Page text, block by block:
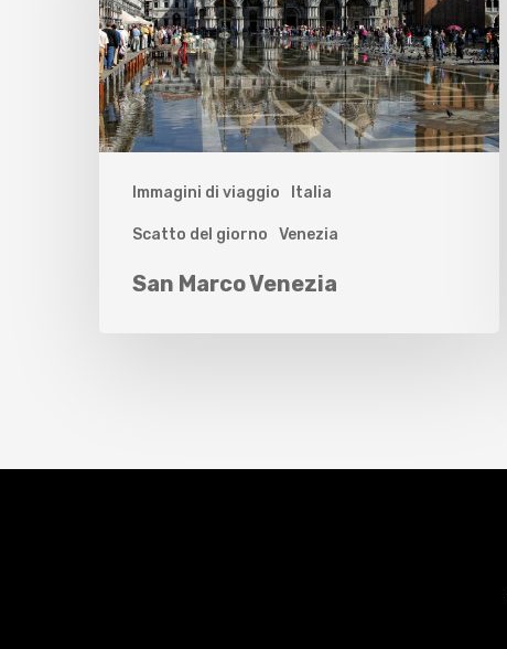
Immagini di viaggio Italia
Scatto del giorno Venezia
San Marco Venezia